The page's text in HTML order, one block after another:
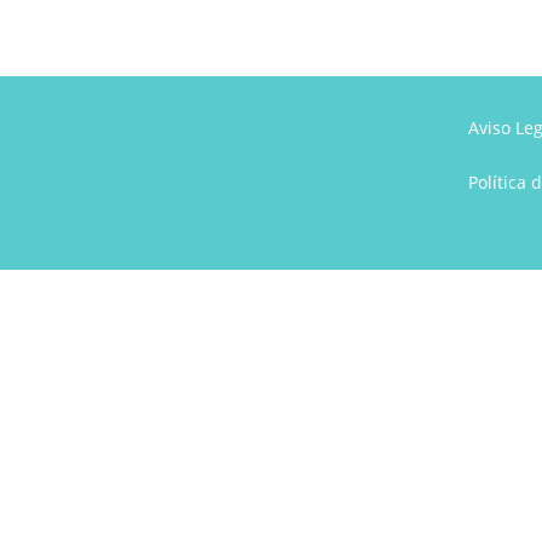
Aviso
Política